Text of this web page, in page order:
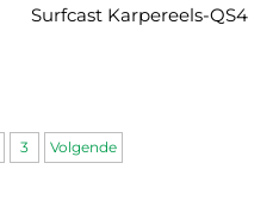
Surfcast Karpereels-QS4
3 Volgende